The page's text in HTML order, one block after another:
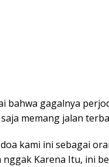
bahwa gagalnya
memang jalan
kami ini sebagai
Karena Itu, ini